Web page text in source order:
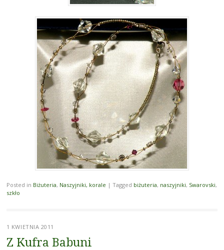
Posted in Biżuteria, Naszyjniki, korale | Tagged biżuteria, naszyjniki, Swarovski,
szkło
1 KWIETNIA 2011
Z Kufra Babuni